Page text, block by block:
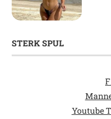
STERK SPUL
Youtube